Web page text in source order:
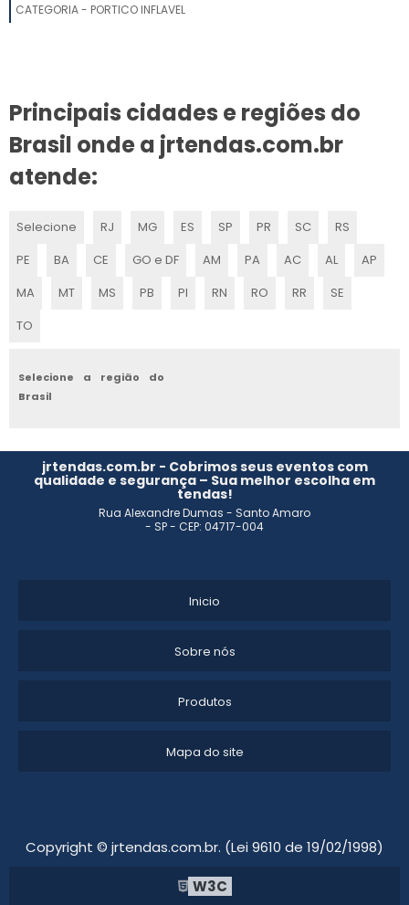
CATEGORIA - PORTICO INFLAVEL
Principais cidades e regiões do
Brasil onde a jrtendas.com.br
atende:
Selecione RJ MG ES SP PR SC
RS
PE
BA CE GO e DF AM PA AC AL
AP
MA
MT MS PB PI RN RO RR
SE
TO
Selecione a região do
Brasil
jrtendas.com.br - Cobrimos seus eventos com
qualidade e segurança – Sua melhor escolha em
tendas!
Rua Alexandre Dumas - Santo Amaro
- SP - CEP: 04717-004
Inicio
Sobre nós
Produtos
Mapa do site
Copyright © jrtendas.com.br. (Lei 9610 de 19/02/1998)
W3C